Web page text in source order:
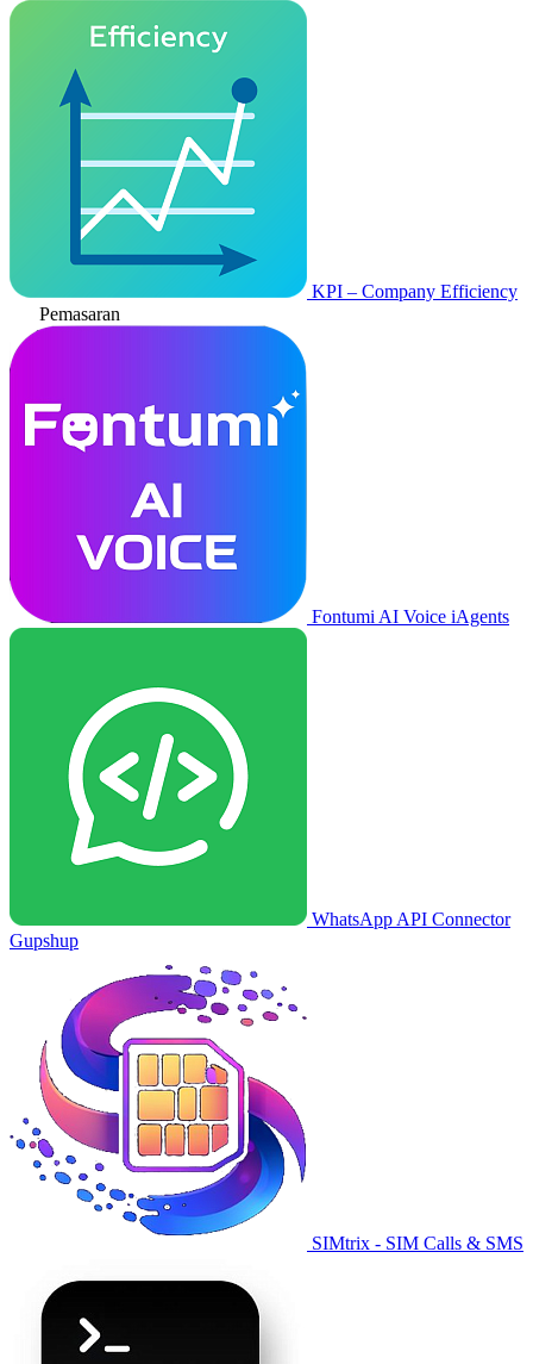
KPI – Company Efficiency
Pemasaran
Fontumi AI Voice iAgents
WhatsApp API Connector
Gupshup
SIMtrix - SIM Calls & SMS